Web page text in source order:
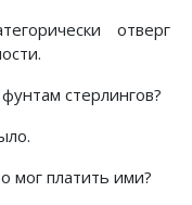
отверг
стерлингов?
мог платить ими?